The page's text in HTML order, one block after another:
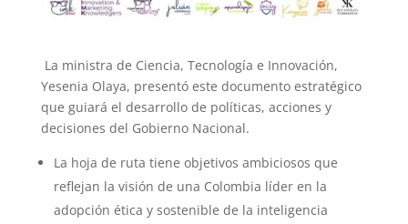
La ministra de Ciencia, Tecnología e Innovación,
Yesenia Olaya, presentó este documento estratégico
que guiará el desarrollo de políticas, acciones y
decisiones del Gobierno Nacional.
La hoja de ruta tiene objetivos ambiciosos que
reflejan la visión de una Colombia líder en la
adopción ética y sostenible de la inteligencia